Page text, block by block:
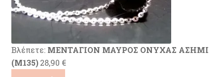
Βλέπετε: ΜΕΝΤΑΓΙΟΝ ΜΑΥΡΟΣ ΟΝΥΧΑΣ ΑΣΗΜΙ
(M135) 28,90 €